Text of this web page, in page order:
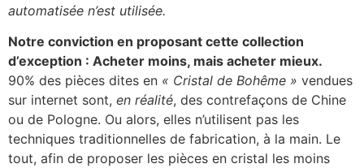
automatisée n’est utilisée.
Notre conviction en proposant cette collection
d’exception : Acheter moins, mais acheter mieux.
90% des pièces dites en « Cristal de Bohême » vendues
sur internet sont, en réalité, des contrefaçons de Chine
ou de Pologne. Ou alors, elles n’utilisent pas les
techniques traditionnelles de fabrication, à la main. Le
tout, afin de proposer les pièces en cristal les moins